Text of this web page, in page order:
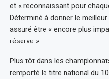
et « reconnaissant pour
Déterminé à donner le
assuré être « encore plus
réserve ».
Plus tôt dans les
remporté le titre national du